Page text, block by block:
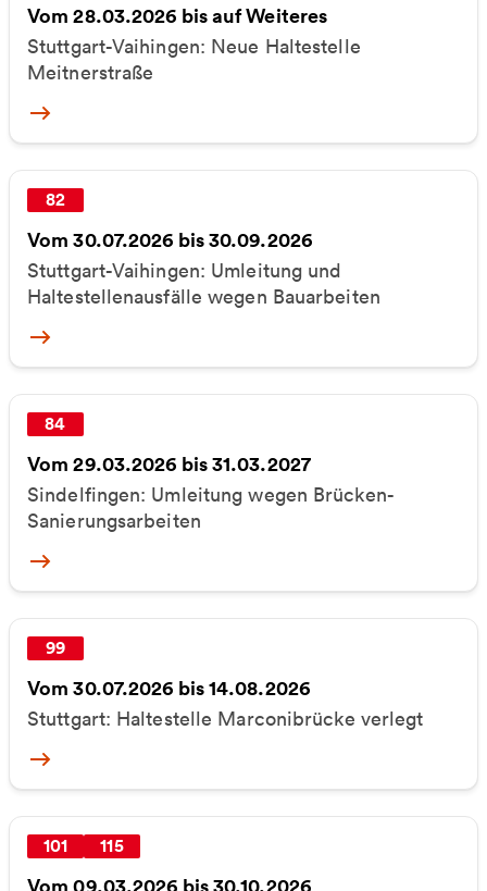
Vom 28.03.2026 bis auf Weiteres
Stuttgart-Vaihingen: Neue Haltestelle
Meitnerstraße
More
82
Vom 30.07.2026 bis 30.09.2026
Stuttgart-Vaihingen: Umleitung und
Haltestellenausfälle wegen Bauarbeiten
More
84
Vom 29.03.2026 bis 31.03.2027
Sindelfingen: Umleitung wegen Brücken-
Sanierungsarbeiten
More
99
Vom 30.07.2026 bis 14.08.2026
Stuttgart: Haltestelle Marconibrücke verlegt
More
101 115
Vom 09.03.2026 bis 30.10.2026